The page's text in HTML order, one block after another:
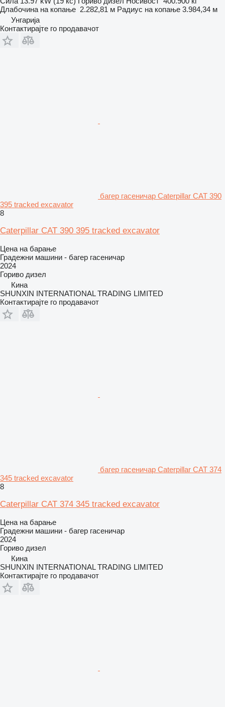
Длабочина на копање 2.282,81 м Радиус на копање 3.984,34 м
Унгарија
Контактирајте го продавачот
багер гасеничар Caterpillar CAT 390
395 tracked excavator
8
Caterpillar CAT 390 395 tracked excavator
Цена на барање
Градежни машини - багер гасеничар
2024
Гориво дизел
Кина
SHUNXIN INTERNATIONAL TRADING LIMITED
Контактирајте го продавачот
багер гасеничар Caterpillar CAT 374
345 tracked excavator
8
Caterpillar CAT 374 345 tracked excavator
Цена на барање
Градежни машини - багер гасеничар
2024
Гориво дизел
Кина
SHUNXIN INTERNATIONAL TRADING LIMITED
Контактирајте го продавачот